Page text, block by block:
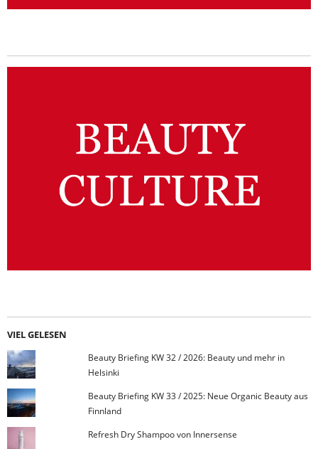
VIEL GELESEN
Beauty Briefing KW 32 / 2026: Beauty und mehr in
Helsinki
Beauty Briefing KW 33 / 2025: Neue Organic Beauty aus
Finnland
Refresh Dry Shampoo von Innersense